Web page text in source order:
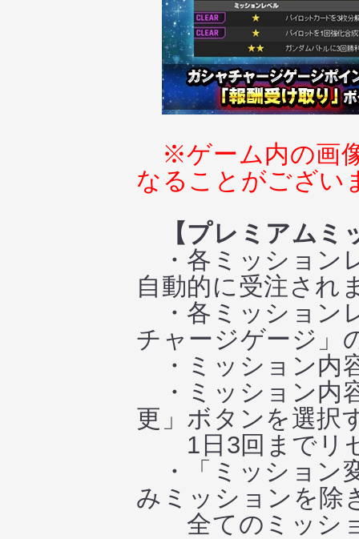
※ゲーム内の画
なることがござい
【プレミアム
・各ミッション
自動的に受注され
・各ミッション
チャージゲージ」
・ミッション内
・ミッション内
更」ボタンを選択
1日3回までリ
・「ミッション
みミッションを除
全てのミッショ